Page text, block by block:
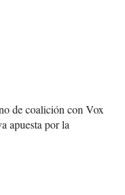
de coalición con Vox
apuesta por la